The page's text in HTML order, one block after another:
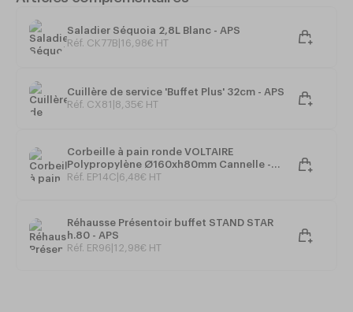
Saladier Séquoia 2,8L Blanc - APS
Réf. CK77B 16 98€ HT
Cuillère de service 'Buffet Plus' 32cm - APS
Réf. CX81 8 35€ HT
Corbeille à pain ronde VOLTAIRE
Polypropylène Ø160xh80mm Cannelle -
APS
Réf. EP14C 6 48€ HT
Réhausse Présentoir buffet STAND STAR
h.80 - APS
Réf. ER96 12 98€ HT